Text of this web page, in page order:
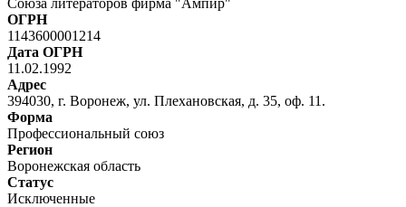
ОГРН
1143600001214
Дата ОГРН
11.02.1992
Адрес
394030, г. Воронеж, ул. Плехановская, д. 35, оф. 11.
Форма
Профессиональный союз
Регион
Воронежская область
Статус
Исключенные